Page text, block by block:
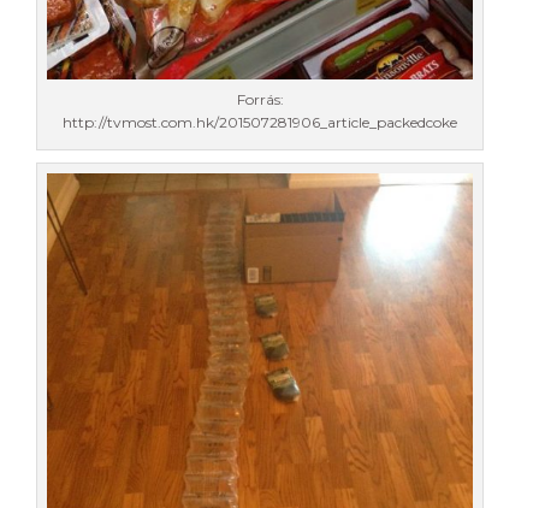
Forrás:
http://tvmost.com.hk/201507281906_article_packedcoke